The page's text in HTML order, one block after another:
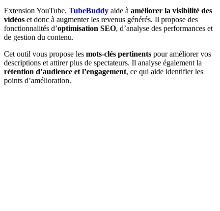
Extension YouTube, TubeBuddy aide à améliorer la visibilité des
vidéos et donc à augmenter les revenus générés. Il propose des
fonctionnalités d’optimisation SEO, d’analyse des performances et
de gestion du contenu.
Cet outil vous propose les mots-clés pertinents pour améliorer vos
descriptions et attirer plus de spectateurs. Il analyse également la
rétention d’audience et l’engagement, ce qui aide identifier les
points d’amélioration.